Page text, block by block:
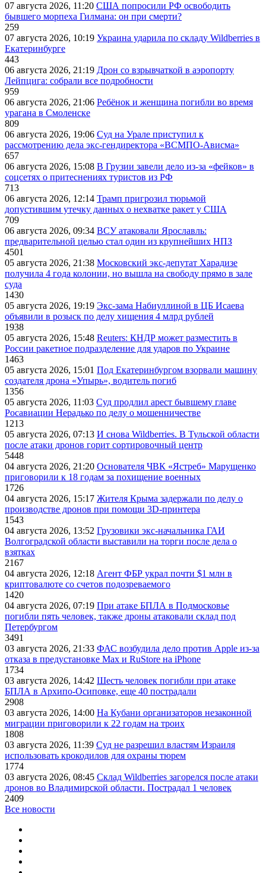
07 августа 2026, 11:20 США попросили РФ освободить
бывшего морпеха Гилмана: он при смерти?
259
07 августа 2026, 10:19 Украина ударила по складу Wildberries в
Екатеринбурге
443
06 августа 2026, 21:19 Дрон со взрывчаткой в аэропорту
Лейпцига: собрали все подробности
959
06 августа 2026, 21:06 Ребёнок и женщина погибли во время
урагана в Смоленске
809
06 августа 2026, 19:06 Суд на Урале приступил к
рассмотрению дела экс-гендиректора «ВСМПО-Ависма»
657
06 августа 2026, 15:08 В Грузии завели дело из-за «фейков» в
соцсетях о притеснениях туристов из РФ
713
06 августа 2026, 12:14 Трамп пригрозил тюрьмой
допустившим утечку данных о нехватке ракет у США
709
06 августа 2026, 09:34 ВСУ атаковали Ярославль:
предварительной целью стал один из крупнейших НПЗ
4501
05 августа 2026, 21:38 Московский экс-депутат Харадизе
получила 4 года колонии, но вышла на свободу прямо в зале
суда
1430
05 августа 2026, 19:19 Экс-зама Набиуллиной в ЦБ Исаева
объявили в розыск по делу хищения 4 млрд рублей
1938
05 августа 2026, 15:48 Reuters: КНДР может разместить в
России ракетное подразделение для ударов по Украине
1463
05 августа 2026, 15:01 Под Екатеринбургом взорвали машину
создателя дрона «Упырь», водитель погиб
1356
05 августа 2026, 11:03 Суд продлил арест бывшему главе
Росавиации Нерадько по делу о мошенничестве
1213
05 августа 2026, 07:13 И снова Wildberries. В Тульской области
после атаки дронов горит сортировочный центр
5448
04 августа 2026, 21:20 Основателя ЧВК «Ястреб» Марущенко
приговорили к 18 годам за похищение военных
1726
04 августа 2026, 15:17 Жителя Крыма задержали по делу о
производстве дронов при помощи 3D‑принтера
1543
04 августа 2026, 13:52 Грузовики экс-начальника ГАИ
Волгоградской области выставили на торги после дела о
взятках
2167
04 августа 2026, 12:18 Агент ФБР украл почти $1 млн в
криптовалюте со счетов подозреваемого
1420
04 августа 2026, 07:19 При атаке БПЛА в Подмосковье
погибли пять человек, также дроны атаковали склад под
Петербургом
3491
03 августа 2026, 21:33 ФАС возбудила дело против Apple из-за
отказа в предустановке Max и RuStore на iPhone
1734
03 августа 2026, 14:42 Шесть человек погибли при атаке
БПЛА в Архипо-Осиповке, еще 40 пострадали
2908
03 августа 2026, 14:00 На Кубани организаторов незаконной
миграции приговорили к 22 годам на троих
1808
03 августа 2026, 11:39 Суд не разрешил властям Израиля
использовать крокодилов для охраны тюрем
1774
03 августа 2026, 08:45 Склад Wildberries загорелся после атаки
дронов во Владимирской области. Пострадал 1 человек
2409
Все новости